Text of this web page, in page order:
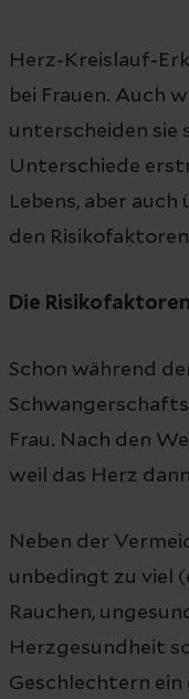
Herz-Kreislauf-
bei Frauen. Auch
unterscheiden sie
Unterschiede
Lebens, aber
den
Die Risikofaktoren
Schon während
Frau. Nach den
weil das Herz
Neben der
unbedingt zu viel
Rauchen,
Herzgesundheit
Geschlechtern